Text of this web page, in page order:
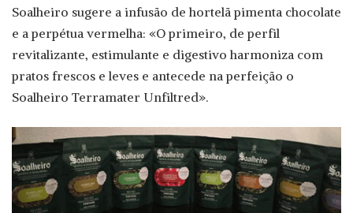
Soalheiro sugere a infusão de hortelã pimenta chocolate
e a perpétua vermelha: «O primeiro, de perfil
revitalizante, estimulante e digestivo harmoniza com
pratos frescos e leves e antecede na perfeição o
Soalheiro Terramater Unfiltred».